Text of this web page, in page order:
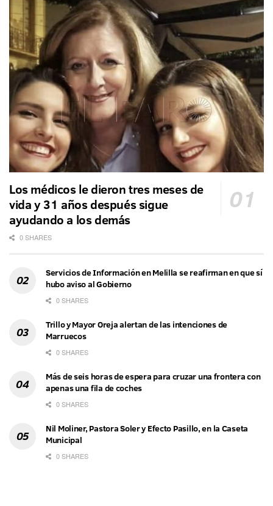
Los médicos le dieron tres meses de
vida y 31 años después sigue
ayudando a los demás
0 SHARES
Servicios de Información en Melilla se reafirman en que sí
hubo aviso al Gobierno
0 SHARES
Trillo y Mayor Oreja alertan de las intenciones de
Marruecos
0 SHARES
Más de seis horas de espera para cruzar una frontera con
apenas una fila de coches
0 SHARES
Nil Moliner, Pastora Soler y Efecto Pasillo, en la Caseta
Municipal
0 SHARES